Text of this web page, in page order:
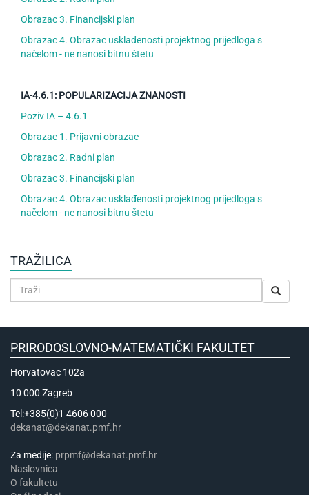
Obrazac 3. Financijski plan
Obrazac 4. Obrazac usklađenosti projektnog prijedloga s
načelom - ne nanosi bitnu štetu
IA-4.6.1: POPULARIZACIJA ZNANOSTI
Poziv IA – 4.6.1
Obrazac 1. Prijavni obrazac
Obrazac 2. Radni plan
Obrazac 3. Financijski plan
Obrazac 4. Obrazac usklađenosti projektnog prijedloga s
načelom - ne nanosi bitnu štetu
TRAŽILICA
PRIRODOSLOVNO-MATEMATIČKI FAKULTET
Horvatovac 102a
10 000 Zagreb
Tel:+385(0)1 4606 000
dekanat@dekanat.pmf.hr
Za medije: prpmf@dekanat.pmf.hr
Naslovnica
​​​O fakultetu